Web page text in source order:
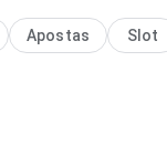
Apostas Slot